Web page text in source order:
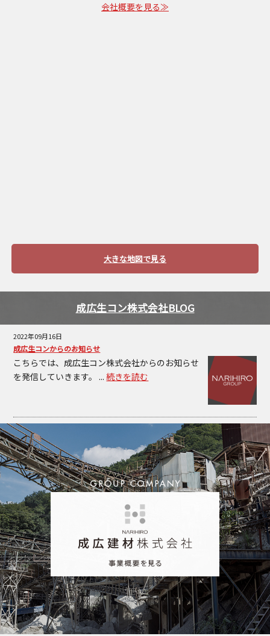
会社概要を見る≫
大きな地図で見る
成広生コン株式会社BLOG
2022年09月16日
成広生コンからのお知らせ
こちらでは、成広生コン株式会社からのお知らせ
を発信していきます。 ...続きを読む